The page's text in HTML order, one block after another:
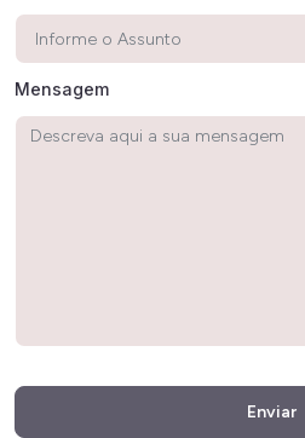
Mensagem
Enviar